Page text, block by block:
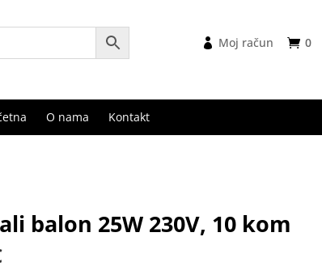
0
Moj račun
O nama Kontakt
balon 25W 230V, 10 kom